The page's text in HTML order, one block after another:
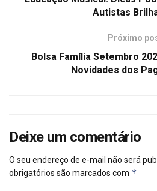
Autistas
Próximo
Bolsa Família Setembro
Novidades dos
Deixe um comentário
O seu endereço de e-mail não será
obrigatórios são marcados com *